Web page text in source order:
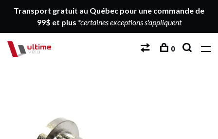
Transport gratuit au Québec pour une commande de
99$ et plus *certaines exceptions s'appliquent
0